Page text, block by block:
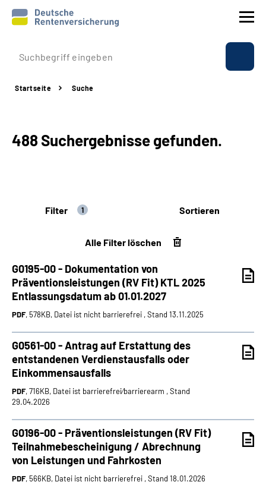
Prävention
Online-Services
Suche
Inhalte in Gebärdensprache (DGS)
Leichte Sprache
Mein Kundenportal
Startseite Suche
488 Suchergebnisse gefunden.
Filter 1 Sortieren
Alle Filter löschen
G0195-00 - Dokumentation von
Präventionsleistungen (RV Fit) KTL 2025
Entlassungsdatum ab 01.01.2027
PDF, 578KB, Datei ist nicht barrierefrei , Stand 13.11.2025
G0561-00 - Antrag auf Erstattung des
entstandenen Verdienstausfalls oder
Einkommensausfalls
PDF, 716KB, Datei ist barrierefrei⁄barrierearm , Stand
29.04.2026
G0196-00 - Präventionsleistungen (RV Fit)
Teilnahmebescheinigung / Abrechnung
von Leistungen und Fahrkosten
PDF, 566KB, Datei ist nicht barrierefrei , Stand 18.01.2026